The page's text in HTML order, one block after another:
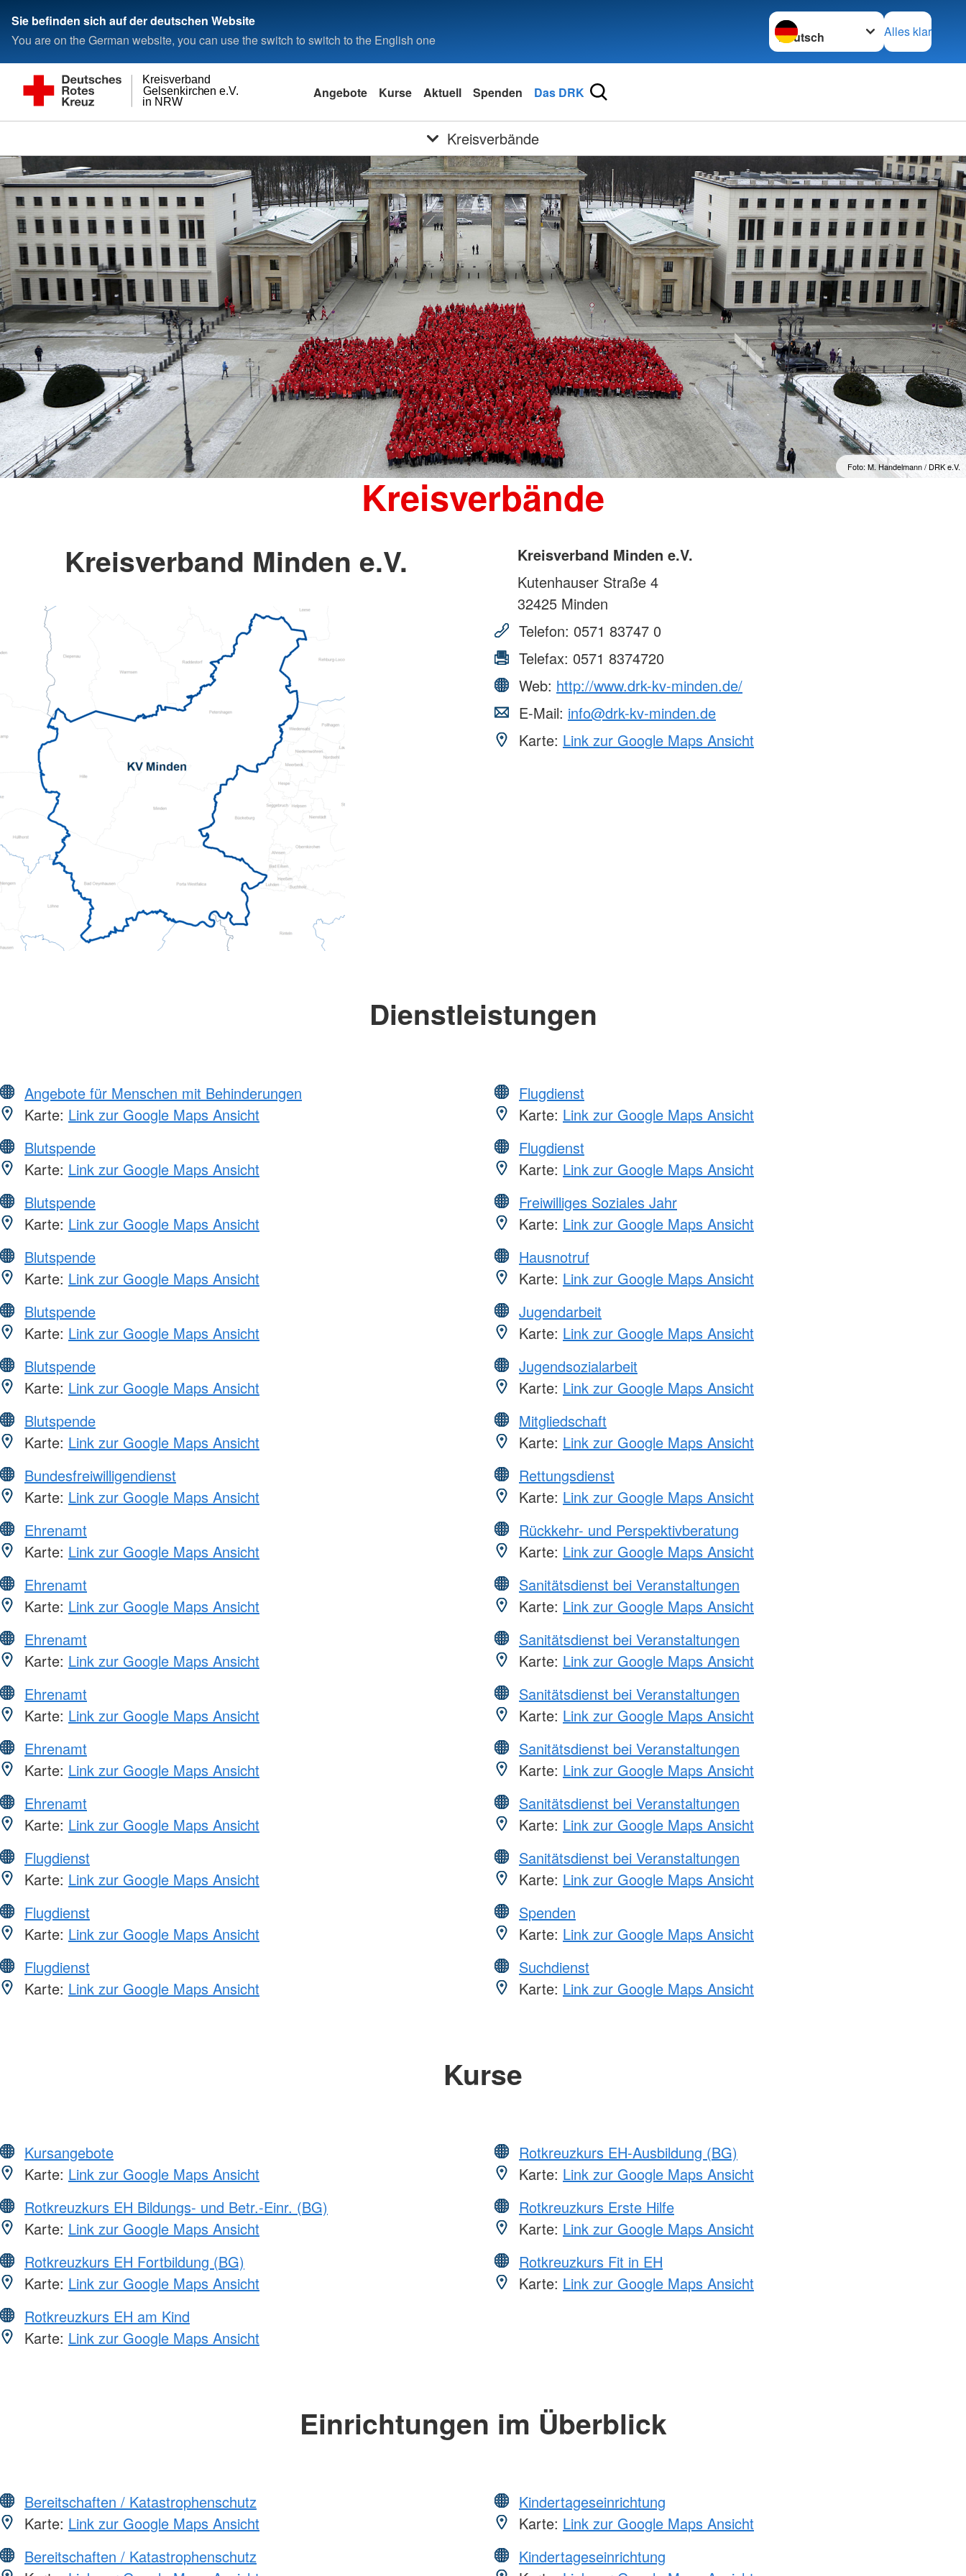
Sie befinden sich auf der deutschen Website
You are on the German website, you can use the switch to switch to the English one
Sprache wechseln zu
Alles klar
in NRW
Gelsenkirchen e.V.
Kreisverband
Angebote Kurse Aktuell Spenden Das DRK
Kreisverbände
Foto: M. Handelmann / DRK e.V.
Kreisverbände
Kreisverband Minden e.V.
Kreisverband Minden e.V.
Kutenhauser Straße 4
32425 Minden
Telefon: 0571 83747 0
Telefax: 0571 8374720
Web: http://www.drk-kv-minden.de/
E-Mail: info@drk-kv-minden.de
Karte: Link zur Google Maps Ansicht
Dienstleistungen
Angebote für Menschen mit Behinderungen
Karte: Link zur Google Maps Ansicht
Blutspende
Karte: Link zur Google Maps Ansicht
Blutspende
Karte: Link zur Google Maps Ansicht
Blutspende
Karte: Link zur Google Maps Ansicht
Blutspende
Karte: Link zur Google Maps Ansicht
Blutspende
Karte: Link zur Google Maps Ansicht
Blutspende
Karte: Link zur Google Maps Ansicht
Bundesfreiwilligendienst
Karte: Link zur Google Maps Ansicht
Ehrenamt
Karte: Link zur Google Maps Ansicht
Ehrenamt
Karte: Link zur Google Maps Ansicht
Ehrenamt
Karte: Link zur Google Maps Ansicht
Ehrenamt
Karte: Link zur Google Maps Ansicht
Ehrenamt
Karte: Link zur Google Maps Ansicht
Ehrenamt
Karte: Link zur Google Maps Ansicht
Flugdienst
Karte: Link zur Google Maps Ansicht
Flugdienst
Karte: Link zur Google Maps Ansicht
Flugdienst
Karte: Link zur Google Maps Ansicht
Flugdienst
Karte: Link zur Google Maps Ansicht
Flugdienst
Karte: Link zur Google Maps Ansicht
Freiwilliges Soziales Jahr
Karte: Link zur Google Maps Ansicht
Hausnotruf
Karte: Link zur Google Maps Ansicht
Jugendarbeit
Karte: Link zur Google Maps Ansicht
Jugendsozialarbeit
Karte: Link zur Google Maps Ansicht
Mitgliedschaft
Karte: Link zur Google Maps Ansicht
Rettungsdienst
Karte: Link zur Google Maps Ansicht
Rückkehr- und Perspektivberatung
Karte: Link zur Google Maps Ansicht
Sanitätsdienst bei Veranstaltungen
Karte: Link zur Google Maps Ansicht
Sanitätsdienst bei Veranstaltungen
Karte: Link zur Google Maps Ansicht
Sanitätsdienst bei Veranstaltungen
Karte: Link zur Google Maps Ansicht
Sanitätsdienst bei Veranstaltungen
Karte: Link zur Google Maps Ansicht
Sanitätsdienst bei Veranstaltungen
Karte: Link zur Google Maps Ansicht
Sanitätsdienst bei Veranstaltungen
Karte: Link zur Google Maps Ansicht
Spenden
Karte: Link zur Google Maps Ansicht
Suchdienst
Karte: Link zur Google Maps Ansicht
Kurse
Kursangebote
Karte: Link zur Google Maps Ansicht
Rotkreuzkurs EH Bildungs- und Betr.-Einr. (BG)
Karte: Link zur Google Maps Ansicht
Rotkreuzkurs EH Fortbildung (BG)
Karte: Link zur Google Maps Ansicht
Rotkreuzkurs EH am Kind
Karte: Link zur Google Maps Ansicht
Rotkreuzkurs EH-Ausbildung (BG)
Karte: Link zur Google Maps Ansicht
Rotkreuzkurs Erste Hilfe
Karte: Link zur Google Maps Ansicht
Rotkreuzkurs Fit in EH
Karte: Link zur Google Maps Ansicht
Einrichtungen im Überblick
Bereitschaften / Katastrophenschutz
Karte: Link zur Google Maps Ansicht
Bereitschaften / Katastrophenschutz
Kindertageseinrichtung
Karte: Link zur Google Maps Ansicht
Kindertageseinrichtung